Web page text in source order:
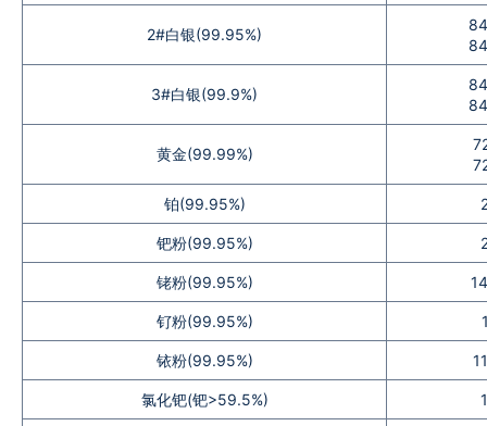
行情报价
2#白银(99.95%)
3#白银(99.9%)
黄金(99.99%)
铂(99.95%)
钯粉(99.95%)
铑粉(99.95%)
钌粉(99.95%)
铱粉(99.95%)
氯化钯(钯>59.5%)